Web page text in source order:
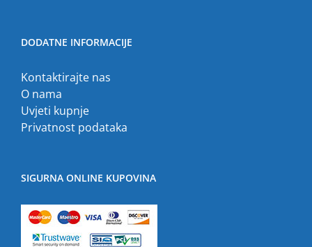
DODATNE INFORMACIJE
Kontaktirajte nas
O nama
Uvjeti kupnje
Privatnost podataka
SIGURNA ONLINE KUPOVINA